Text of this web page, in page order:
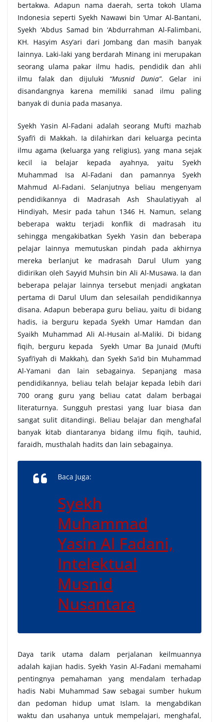
bertakwa. Adapun nama daerah, serta tokoh Ulama
Indonesia seperti Syekh Nawawi bin ‘Umar Al-Bantani,
Syekh ‘Abdus Samad bin ‘Abdurrahman Al-Falimbani,
KH. Hasyim Asy’ari dari Jombang dan masih banyak
lainnya. Laki-laki yang berdarah Minang ini merupakan
seorang ulama pakar ilmu hadis, pendidik dan ahli
ilmu falak dan dijuluki “Musnid Dunia”. Gelar ini
disandangnya karena memiliki sanad ilmu paling
banyak di dunia pada masanya.
Syekh Yasin Al-Fadani adalah seorang Mufti mazhab
Syafi’i di Makkah. Ia dilahirkan dari keluarga pecinta
ilmu agama (keluarga yang religius), yang mana sejak
kecil ia belajar kepada ayahnya, yaitu Syekh
Muhammad Isa Al-Fadani dan pamannya Syekh
Mahmud Al-Fadani. Selanjutnya beliau mengenyam
pendidikannya di Madrasah Ash Shaulatiyyah al
Hindiyah, Mesir pada tahun 1346 H. Namun, selang
beberapa waktu terjadi konflik di madrasah itu
sehingga mengakibatkan Syekh Yasin dan beberapa
pelajar lainnya memutuskan pindah pada akhirnya
mereka berlanjut ke madrasah Darul Ulum yang
didirikan oleh Sayyid Muhsin bin Ali Al-Musawa. Ia dan
beberapa pelajar lainnya tersebut menjadi angkatan
pertama di Darul Ulum dan selesailah pendidikannya
disana. Adapun beberapa guru beliau, yaitu di bidang
hadis, ia berguru kepada Syekh Umar Hamdan dan
Syaikh Muhammad Ali Al-Husain al-Maliki. Di bidang
fiqih, berguru kepada Syekh Umar Ba Junaid (Mufti
Syafi’iyah di Makkah), dan Syekh Sa’id bin Muhammad
Al-Yamani dan lain sebagainya. Sepanjang masa
pendidikannya, beliau telah belajar kepada lebih dari
700 orang guru yang beliau catat dalam berbagai
literaturnya. Sungguh prestasi yang luar biasa dan
sangat sulit ditandingi. Beliau belajar dan menghafal
banyak kitab diantaranya bidang ilmu fiqih, tauhid,
faraidh, musthalah hadits dan lain sebagainya.
Baca Juga:
Syekh
Muhammad
Yasin Al Fadani,
Intelektual
Musnid
Nusantara
Daya tarik utama dalam perjalanan keilmuannya
adalah kajian hadis. Syekh Yasin Al-Fadani memahami
pentingnya pemahaman yang mendalam terhadap
hadis Nabi Muhammad Saw sebagai sumber hukum
dan pedoman hidup umat Islam. Ia mengabdikan
waktu dan usahanya untuk mempelajari, menghafal,